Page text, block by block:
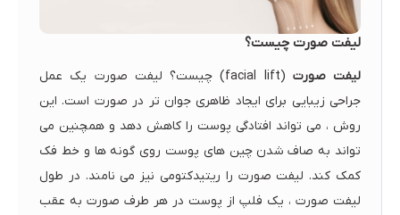
لیفت صورت چیست؟
لیفت صورت
(facial lift) چیست؟ لیفت صورت یک عمل
جراحی زیبایی برای ایجاد ظاهری جوان تر در صورت است. این
روش ، می تواند افتادگی پوست را کاهش دهد و همچنین می
تواند به صاف شدن چین های پوست روی گونه ها و خط فک
کمک کند. لیفت صورت را ریتیدکتومی نیز می نامند. در طول
لیفت صورت ، یک فلپ از پوست در هر طرف صورت به عقب